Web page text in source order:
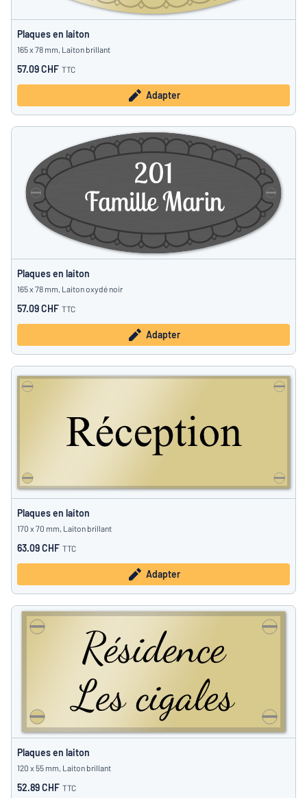
Plaques en laiton
165 x 78 mm, Laiton brillant
57.09 CHF TTC
Adapter
Plaques en laiton
165 x 78 mm, Laiton oxydé noir
57.09 CHF TTC
Adapter
Plaques en laiton
170 x 70 mm, Laiton brillant
63.09 CHF TTC
Adapter
Plaques en laiton
120 x 55 mm, Laiton brillant
52.89 CHF TTC